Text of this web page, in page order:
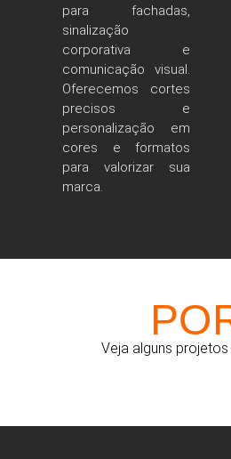
para fachadas,
sinalização
corporativa e
comunicação visual.
Oferecemos cortes
precisos e
personalização em
cores e formatos
para valorizar sua
marca.
Veja alguns